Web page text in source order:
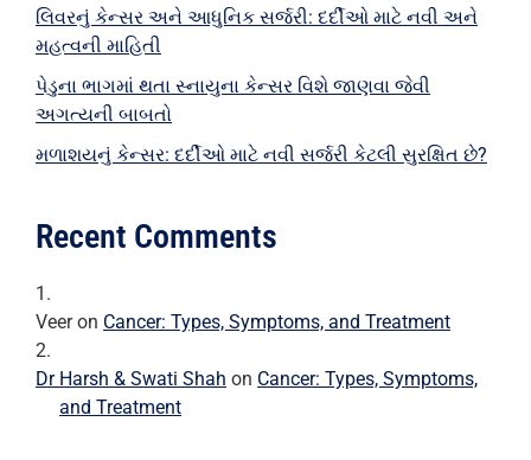
લિવરનું કેન્સર અને આધુનિક સર્જરી: દર્દીઓ માટે નવી અને
મહત્વની માહિતી
પેડુના ભાગમાં થતા સ્નાયુના કેન્સર વિશે જાણવા જેવી
અગત્યની બાબતો
મળાશયનું કેન્સર: દર્દીઓ માટે નવી સર્જરી કેટલી સુરક્ષિત છે?
Recent Comments
Veeron Cancer: Types, Symptoms, and Treatment
Dr Harsh & Swati Shah on Cancer: Types, Symptoms,
and Treatment